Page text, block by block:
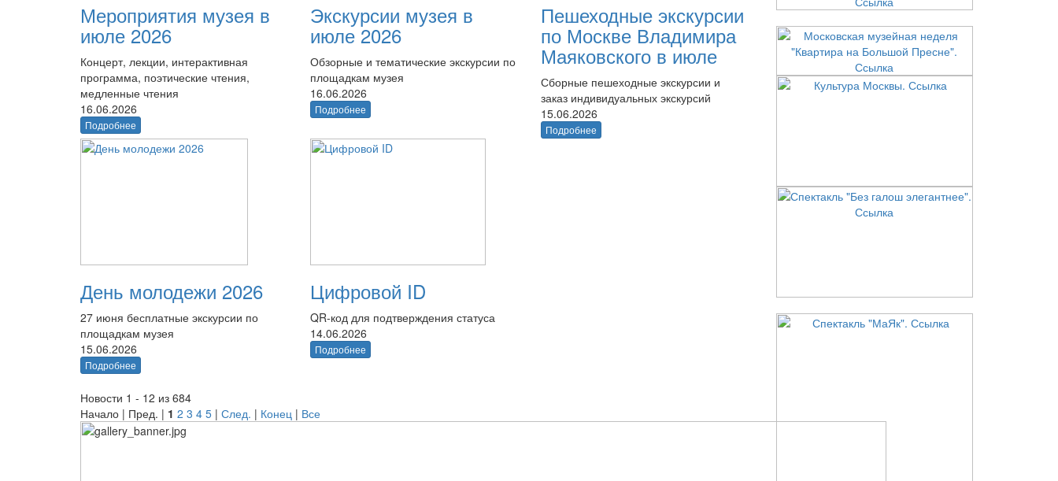
Мероприятия музея в
июле 2026
Концерт, лекции, интерактивная
программа, поэтические чтения,
медленные чтения
16.06.2026
Подробнее
Экскурсии музея в
июле 2026
Обзорные и тематические экскурсии по
площадкам музея
16.06.2026
Подробнее
Пешеходные экскурсии
по Москве Владимира
Маяковского в июле
Сборные пешеходные экскурсии и
заказ индивидуальных экскурсий
15.06.2026
Подробнее
День молодежи 2026
27 июня бесплатные экскурсии по
площадкам музея
15.06.2026
Подробнее
Цифровой ID
QR-код для подтверждения статуса
14.06.2026
Подробнее
Новости 1 - 12 из 684
Начало | Пред. | 1 2 3 4 5 | След. | Конец | Все